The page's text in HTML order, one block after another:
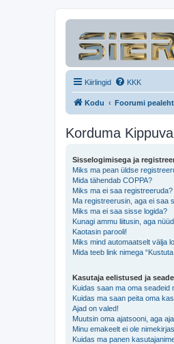
Kiirlingid KKK
Kodu Foorumi pealeht
Korduma
Sisselogimisega ja
Miks ma pean üldse
Mida tähendab COPPA?
Miks ma ei saa registreeruda?
Ma registreerusin, aga ei saa
Miks ma ei saa sisse logida?
Kunagi ammu liitusin, aga
Kaotasin parooli!
Miks mind automaatselt välja
Mida teeb link nimega
Kasutaja eelistused ja
Kuidas saan ma oma seadeid
Kuidas ma saan peita oma
Ajad on valed!
Muutsin oma ajatsooni, aga
Minu emakeelt ei ole
Kuidas ma panen